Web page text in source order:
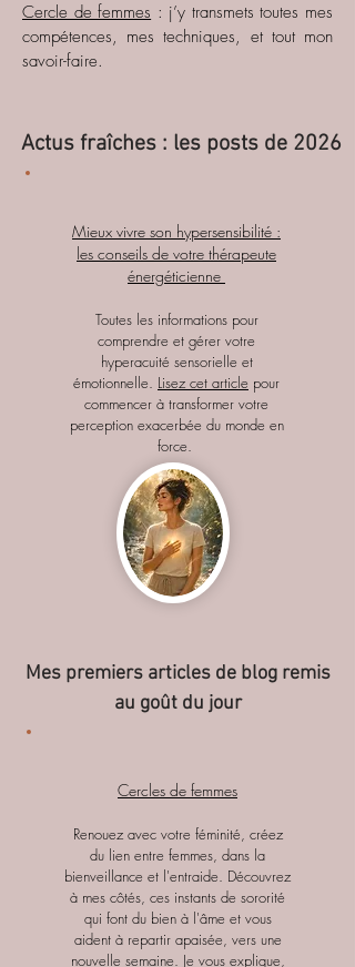
Cercle de femmes : j’y transmets toutes mes
compétences, mes techniques, et tout mon
savoir-faire.
Actus fraîches : les posts de 2026
Mieux vivre son hypersensibilité :
les conseils de votre thérapeute
énergéticienne
Toutes les informations pour
comprendre et gérer votre
hyperacuité sensorielle et
émotionnelle. Lisez cet article pour
commencer à transformer votre
perception exacerbée du monde en
force.
Mes premiers articles de blog remis
au goût du jour
Cercles de femmes
Renouez avec votre féminité, créez
du lien entre femmes, dans la
bienveillance et l'entraide. Découvrez
à mes côtés, ces instants de sororité
qui font du bien à l'âme et vous
aident à repartir apaisée, vers une
nouvelle semaine. Je vous explique,